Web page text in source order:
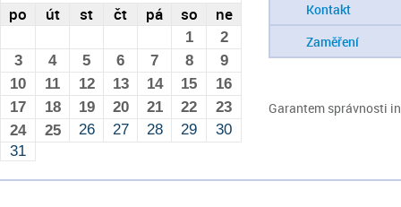
Kontakt
Zaměření
Garantem správnosti
po út st čt pá so ne
1
2
3
4 5 6 7 8
9
10
11 12 13 14 15
16
17
18 19 20 21 22
23
24
25 26 27 28 29
30
31